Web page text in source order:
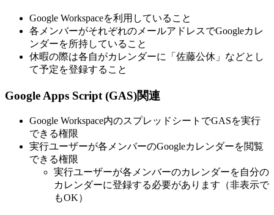
Google Workspaceを利用していること
各メンバーがそれぞれのメールアドレスでGoogleカレ
ンダーを所持していること
休暇の際は各自がカレンダーに「佐藤公休」などとし
て予定を登録すること
Google Apps Script (GAS)関連
Google Workspace内のスプレッドシートでGASを実行
できる権限
実行ユーザーが各メンバーのGoogleカレンダーを閲覧
できる権限
実行ユーザーが各メンバーのカレンダーを自分の
カレンダーに登録する必要があります（非表示で
もOK）